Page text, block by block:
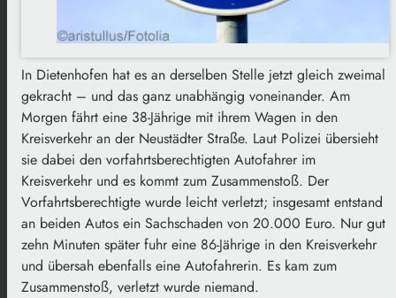
In Dietenhofen hat es an derselben Stelle jetzt gleich zweimal
gekracht – und das ganz unabhängig voneinander. Am
Morgen fährt eine 38-Jährige mit ihrem Wagen in den
Kreisverkehr an der Neustädter Straße. Laut Polizei übersieht
sie dabei den vorfahrtsberechtigten Autofahrer im
Kreisverkehr und es kommt zum Zusammenstoß. Der
Vorfahrtsberechtigte wurde leicht verletzt; insgesamt entstand
an beiden Autos ein Sachschaden von 20.000 Euro. Nur gut
zehn Minuten später fuhr eine 86-Jährige in den Kreisverkehr
und übersah ebenfalls eine Autofahrerin. Es kam zum
Zusammenstoß, verletzt wurde niemand.